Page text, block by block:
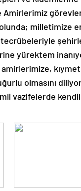
Amirlerimiz
yürektem
olmasını
vazifelerde